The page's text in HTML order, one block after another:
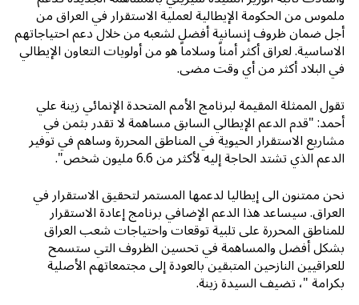
ملموس من الحكومة الإيطالية لعملية الاستقرار في العراق من
أجل ضمان ظروف إنسانية أفضل لشعبه من خلال دعم احتياجاتهم
الاساسية. لعراق أكثر أمناً وسلاماً هو من أولويات التعاون الإيطالي
في البلاد أكثر من أي وقت مضى.
تقول الممثلة المقيمة لبرنامج الأمم المتحدة الإنمائي زينة علي
أحمد: "قدم الدعم الإيطالي السابق مساهمة لا تقدر بثمن في
مشاريع الاستقرار الحيوية في المناطق المحررة وساهم في توفير
الدعم الذي تشتد الحاجة إليه لأكثر من 6.6 مليون شخص".
نحن ممتنون الى إيطاليا لدعمها المستمر لتحقيق الاستقرار في
العراق. سيساعد هذا الدعم الإضافي برنامج إعادة الاستقرار
للمناطق المحررة على تلبية توقعات واحتياجات شعب العراق
بشكل أفضل والمساهمة في تحسين الظروف التي ستسمح
للعراقيين النازحين المتبقين بالعودة إلى مجتمعاتهم الأصلية
بكرامة "، تضيف السيدة زينة.